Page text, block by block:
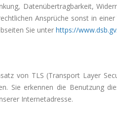
Datenübertragbarkeit,
Ansprüche sonst in
Sie unter https://
von TLS (Transport Layer
Sie erkennen die Benutzung
Internetadresse.